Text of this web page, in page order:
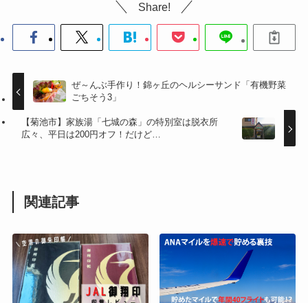
Share!
ぜ～んぶ手作り！錦ヶ丘のヘルシーサンド「有機野菜
ごちそう3」
【菊池市】家族湯「七城の森」の特別室は脱衣所
広々、平日は200円オフ！だけど…
関連記事